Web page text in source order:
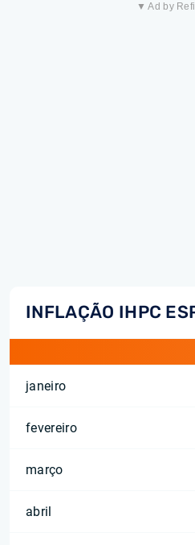
▼ Ad by
INFLAÇÃO IHPC
janeiro
fevereiro
março
abril